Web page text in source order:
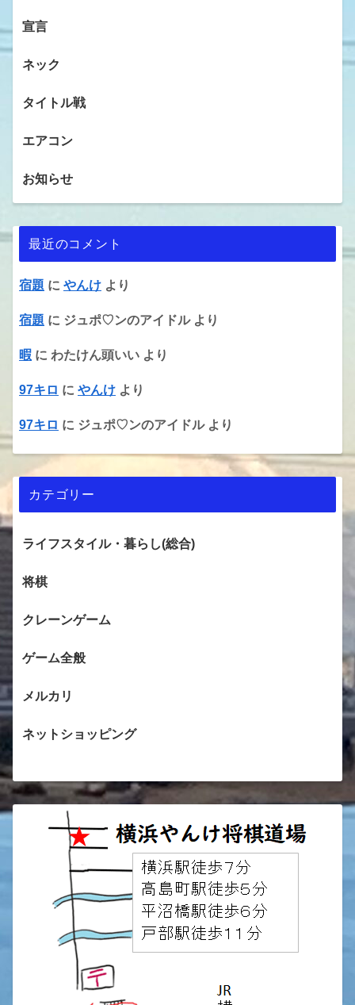
宣言
ネック
タイトル戦
エアコン
お知らせ
最近のコメント
宿題 に やんけ より
宿題 に ジュポ♡ンのアイドルより
暇 に わたけん頭いい より
97キロ に やんけ より
97キロ に ジュポ♡ンのアイドルより
カテゴリー
ライフスタイル・暮らし(総合)
将棋
クレーンゲーム
ゲーム全般
メルカリ
ネットショッピング